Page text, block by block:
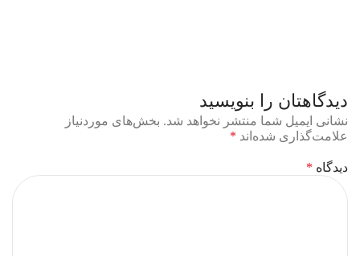
دیدگاهتان را بنویسید
نشانی ایمیل شما منتشر نخواهد شد. بخش‌های موردنیاز
علامت‌گذاری شده‌اند *
دیدگاه *